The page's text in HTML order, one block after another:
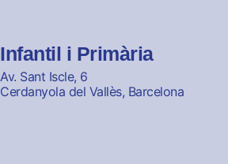
Infantil i Primària
Av. Sant Iscle, 6
Cerdanyola del Vallès, Barcelona